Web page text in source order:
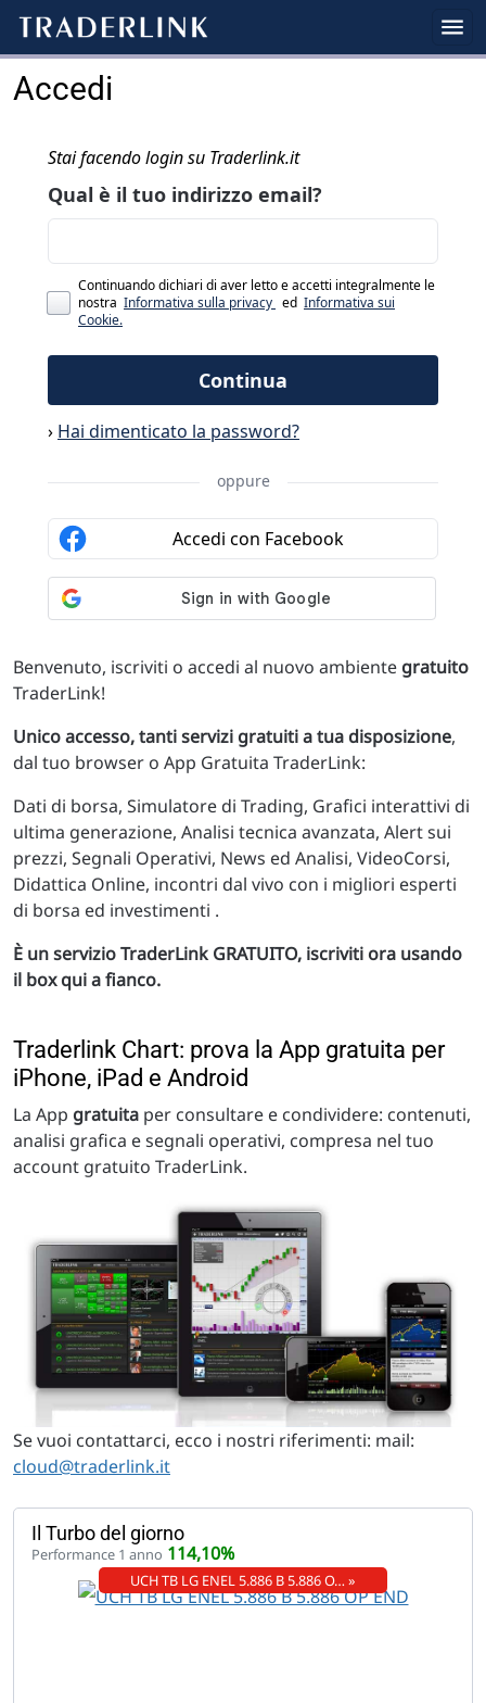
Accedi
Benvenuto, iscriviti o accedi al nuovo ambiente gratuito
TraderLink!
Unico accesso, tanti servizi gratuiti a tua disposizione,
dal tuo browser o App Gratuita TraderLink:
Dati di borsa, Simulatore di Trading, Grafici interattivi di
ultima generazione, Analisi tecnica avanzata, Alert sui
prezzi, Segnali Operativi, News ed Analisi, VideoCorsi,
Didattica Online, incontri dal vivo con i migliori esperti
di borsa ed investimenti .
È un servizio TraderLink GRATUITO, iscriviti ora usando
il box qui a fianco.
Traderlink Chart: prova la App gratuita per
iPhone, iPad e Android
La App gratuita per consultare e condividere: contenuti,
analisi grafica e segnali operativi, compresa nel tuo
account gratuito TraderLink.
Se vuoi contattarci, ecco i nostri riferimenti: mail:
cloud@traderlink.it
Il Turbo del giorno
Performance 1 anno 114,10%
UCH TB LG ENEL 5.886 B 5.886 O… »